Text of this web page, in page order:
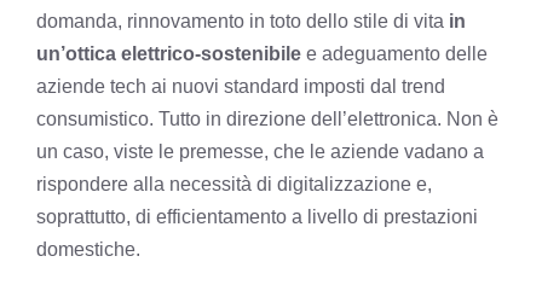
domanda, rinnovamento in toto dello stile di vita in
un’ottica elettrico-sostenibile e adeguamento delle
aziende tech ai nuovi standard imposti dal trend
consumistico. Tutto in direzione dell’elettronica. Non è
un caso, viste le premesse, che le aziende vadano a
rispondere alla necessità di digitalizzazione e,
soprattutto, di efficientamento a livello di prestazioni
domestiche.